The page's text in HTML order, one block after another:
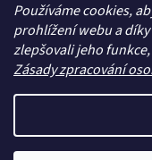
Používáme cookies,
prohlížení webu a
zlepšovali jeho
Zásady zpracování